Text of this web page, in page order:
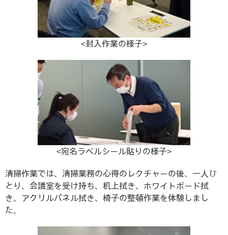
<封入作業の様子>
<宛名ラベルシール貼りの様子>
清掃作業では、清掃業務の心得のレクチャーの後、一人ひ
とり、会議室を受け持ち、机上拭き、ホワイトボード拭
き、アクリルパネル拭き、椅子の整頓作業を体験しまし
た。